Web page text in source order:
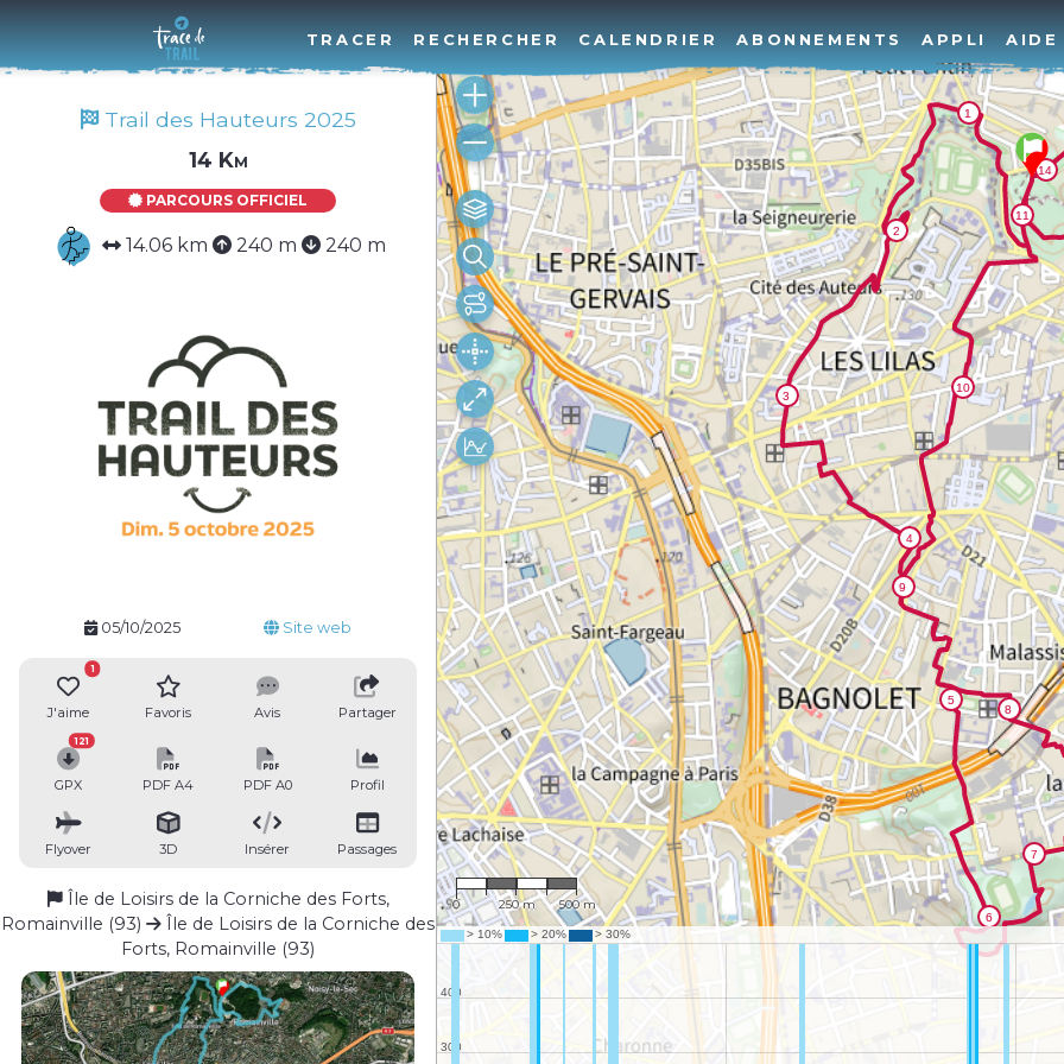
TRACER RECHERCHER CALENDRIER ABONNEMENTS APPLI AIDE
Trail des Hauteurs 2025
14 Km
PARCOURS OFFICIEL
14.06 km 240 m 240 m
05/10/2025 Site web
J'aime
1
Favoris Avis Partager
GPX
121
PDF A4 PDF A0 Profil
Flyover 3D Insérer Passages
Île de Loisirs de la Corniche des Forts,
Romainville (93)
Île de Loisirs de la Corniche des
Forts, Romainville (93)
1 : 17,532
0 250 m 500 m